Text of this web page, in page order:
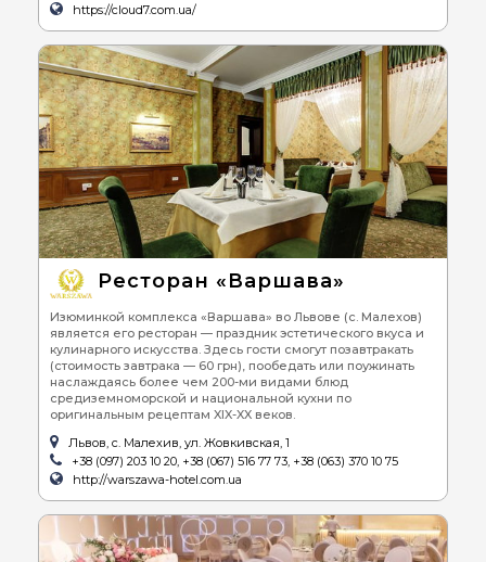
https://cloud7.com.ua/
Ресторан «Варшава»
Изюминкой комплекса «Варшава» во Львове (с. Малехов)
является его ресторан — праздник эстетического вкуса и
кулинарного искусства. Здесь гости смогут позавтракать
(стоимость завтрака — 60 грн), пообедать или поужинать
наслаждаясь более чем 200-ми видами блюд
средиземноморской и национальной кухни по
оригинальным рецептам XIX-XX веков.
Львов, с. Малехив, ул. Жовкивская, 1
+38 (097) 203 10 20, +38 (067) 516 77 73, +38 (063) 370 10 75
http://warszawa-hotel.com.ua